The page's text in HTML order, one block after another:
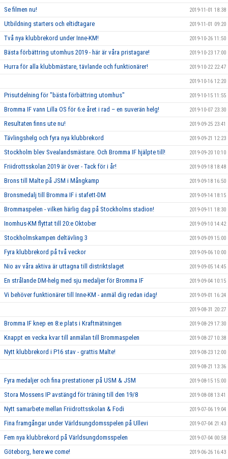
Se filmen nu! 2019-11-01 18:38
Utbildning starters och eltidtagare 2019-11-01 09:20
Två nya klubbrekord under Inne-KM! 2019-10-26 11:50
Bästa förbättring utomhus 2019 - här är våra pristagare! 2019-10-23 17:00
Hurra för alla klubbmästare, tävlande och funktionärer! 2019-10-22 22:47
2019-10-16 12:20
Prisutdelning för "bästa förbättring utomhus" 2019-10-15 11:55
Bromma IF vann Lilla OS för 6:e året i rad – en suverän helg! 2019-10-07 23:30
Resultaten finns ute nu! 2019-09-25 23:41
Tävlingshelg och fyra nya klubbrekord 2019-09-21 12:23
Stockholm blev Svealandsmästare. Och Bromma IF hjälpte till! 2019-09-20 10:10
Friidrottsskolan 2019 är över - Tack för i år! 2019-09-18 18:48
Brons till Malte på JSM i Mångkamp 2019-09-18 16:50
Bronsmedalj till Bromma IF i stafett-DM 2019-09-14 18:15
Brommaspelen - vilken härlig dag på Stockholms stadion! 2019-09-11 18:30
Inomhus-KM flyttat till 20:e Oktober 2019-09-10 14:42
Stockholmskampen deltävling 3 2019-09-09 15:00
Fyra klubbrekord på två veckor 2019-09-06 10:00
Nio av våra aktiva är uttagna till distriktslaget 2019-09-05 14:45
En strålande DM-helg med sju medaljer för Bromma IF 2019-09-04 10:15
Vi behöver funktionärer till Inne-KM - anmäl dig redan idag! 2019-09-01 16:24
2019-08-31 20:27
Bromma IF knep en 8:e plats i Kraftmätningen 2019-08-29 17:30
Knappt en vecka kvar till anmälan till Brommaspelen 2019-08-27 10:38
Nytt klubbrekord i P16 stav - grattis Malte! 2019-08-23 12:00
2019-08-21 13:36
Fyra medaljer och fina prestationer på USM & JSM 2019-08-15 15:00
Stora Mossens IP avstängd för träning till den 19/8 2019-08-08 13:41
Nytt samarbete mellan Friidrottsskolan & Fodi 2019-07-06 19:04
Fina framgångar under Världsungdomsspelen på Ullevi 2019-07-04 21:43
Fem nya klubbrekord på Världsungdomsspelen 2019-07-04 00:58
Göteborg, here we come! 2019-06-26 16:43